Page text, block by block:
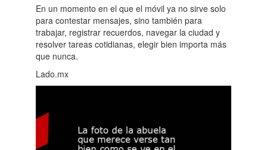
En un momento en el que el móvil ya no sirve solo
para contestar mensajes, sino también para
trabajar, registrar recuerdos, navegar la ciudad y
resolver tareas cotidianas, elegir bien importa más
que nunca.
Lado.mx